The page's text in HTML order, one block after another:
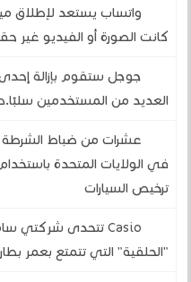
واتساب يستعد لإطلاق
كانت الصورة أو الفيديو غير
جوجل ستقوم بإزالة إحدى
العديد من المستخدمين
عشرات من ضباط
في الولايات المتحدة
ترخيص السيارات
"الحلقية" التي تتمتع بعمر